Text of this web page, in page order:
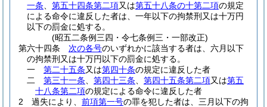
一条
第五十四条第二項又は第五十八条の十第二項の規定
による命令に違反した者は、一年以下の拘禁刑又は十万円
以下の罰金に処する。
(昭五二条例三四・令七条例三・一部改正)
第六十四条
次の各号のいずれかに該当する者は、六月以下
の拘禁刑又は十万円以下の罰金に処する。
一
第二十五条又は第四十条の規定に違反した者
二
第三十一条 第四十三条 第四十五条第二項又は第五
十八条第二項の規定による命令に違反した者
2
過失により、 前項第一号の罪を犯した者は、三月以下の拘